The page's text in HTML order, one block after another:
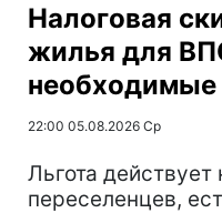
Налоговая
жилья для
22:00 05.08.2026 Ср
Льгота действует
переселенцев,